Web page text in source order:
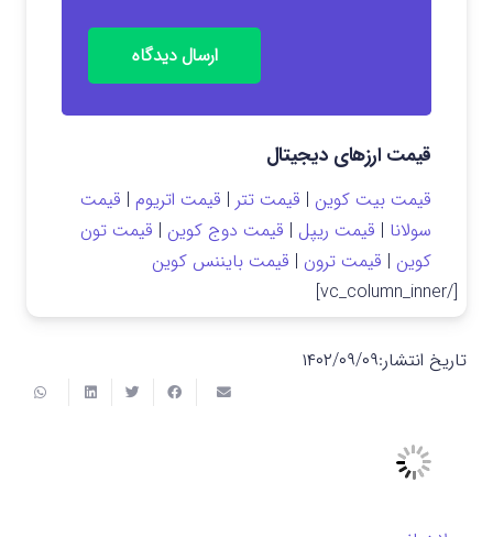
ارسال دیدگاه
قیمت ارزهای دیجیتال
قیمت بیت کوین | قیمت تتر | قیمت اتریوم | قیمت
سولانا | قیمت ریپل | قیمت دوج کوین | قیمت تون
کوین | قیمت ترون | قیمت بایننس کوین
[/vc_column_inner]
تاریخ انتشار:۱۴۰۲/۰۹/۰۹